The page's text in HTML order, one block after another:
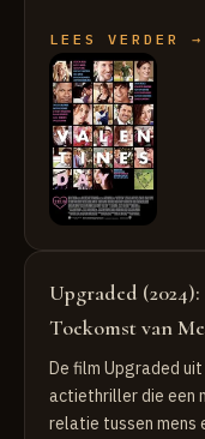
LEES VERDER →
Upgraded
Toekomst van
De film Upgraded
actiethriller die een
relatie tussen mens